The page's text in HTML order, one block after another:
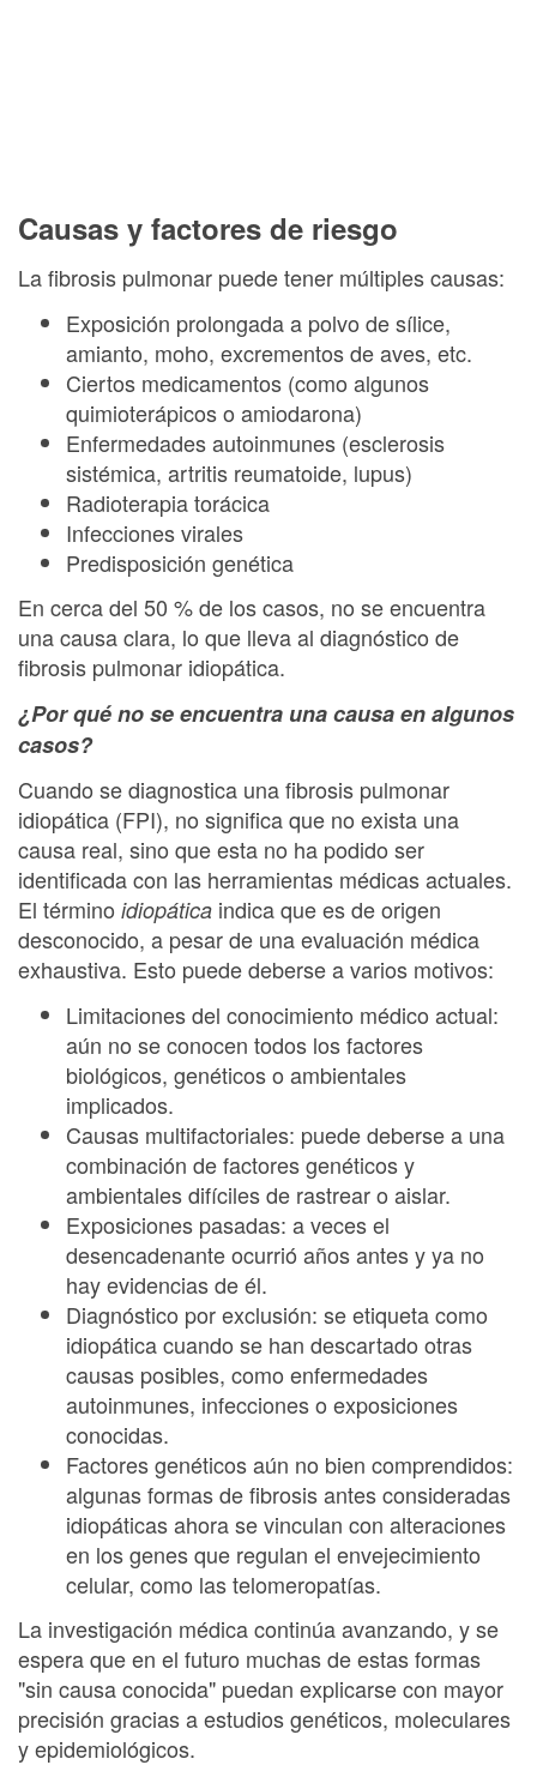
Causas y factores de riesgo
La fibrosis pulmonar puede tener múltiples causas:
Exposición prolongada a polvo de sílice,
amianto, moho, excrementos de aves, etc.
Ciertos medicamentos (como algunos
quimioterápicos o amiodarona)
Enfermedades autoinmunes (esclerosis
sistémica, artritis reumatoide, lupus)
Radioterapia torácica
Infecciones virales
Predisposición genética
En cerca del 50 % de los casos, no se encuentra
una causa clara, lo que lleva al diagnóstico de
fibrosis pulmonar idiopática.
¿Por qué no se encuentra una causa en algunos
casos?
Cuando se diagnostica una fibrosis pulmonar
idiopática (FPI), no significa que no exista una
causa real, sino que esta no ha podido ser
identificada con las herramientas médicas actuales.
El término idiopática indica que es de origen
desconocido, a pesar de una evaluación médica
exhaustiva. Esto puede deberse a varios motivos:
Limitaciones del conocimiento médico actual:
aún no se conocen todos los factores
biológicos, genéticos o ambientales
implicados.
Causas multifactoriales: puede deberse a una
combinación de factores genéticos y
ambientales difíciles de rastrear o aislar.
Exposiciones pasadas: a veces el
desencadenante ocurrió años antes y ya no
hay evidencias de él.
Diagnóstico por exclusión: se etiqueta como
idiopática cuando se han descartado otras
causas posibles, como enfermedades
autoinmunes, infecciones o exposiciones
conocidas.
Factores genéticos aún no bien comprendidos:
algunas formas de fibrosis antes consideradas
idiopáticas ahora se vinculan con alteraciones
en los genes que regulan el envejecimiento
celular, como las telomeropatías.
La investigación médica continúa avanzando, y se
espera que en el futuro muchas de estas formas
"sin causa conocida" puedan explicarse con mayor
precisión gracias a estudios genéticos, moleculares
y epidemiológicos.